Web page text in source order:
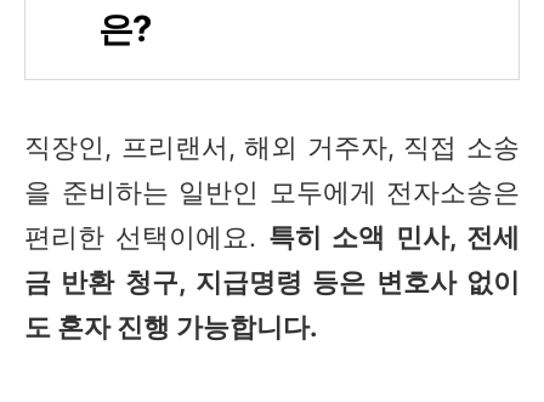
은?
직장인, 프리랜서, 해외 거주자, 직접 소송
을 준비하는 일반인 모두에게 전자소송은
편리한 선택이에요. 특히 소액 민사, 전세
금 반환 청구, 지급명령 등은 변호사 없이
도 혼자 진행 가능합니다.